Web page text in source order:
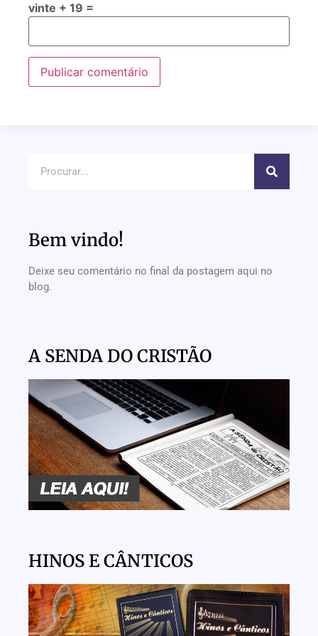
vinte + 19 =
Bem vindo!
Deixe seu comentário no final da postagem aqui no
blog.
A SENDA DO CRISTÃO
HINOS E CÂNTICOS